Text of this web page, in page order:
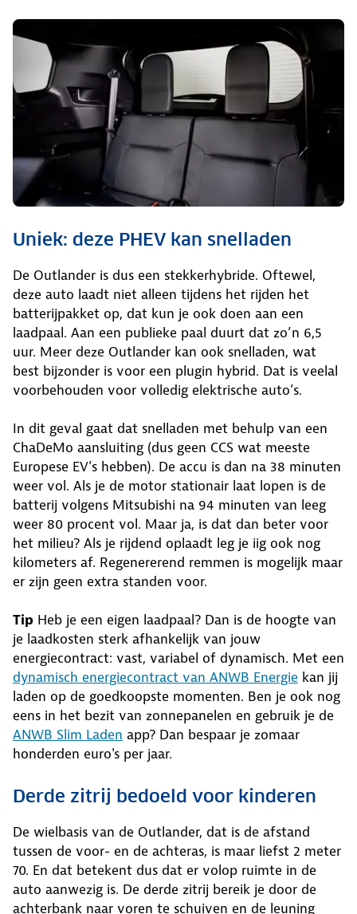
Uniek: deze PHEV kan snelladen
De Outlander is dus een stekkerhybride. Oftewel,
deze auto laadt niet alleen tijdens het rijden het
batterijpakket op, dat kun je ook doen aan een
laadpaal. Aan een publieke paal duurt dat zo’n 6,5
uur. Meer deze Outlander kan ook snelladen, wat
best bijzonder is voor een plugin hybrid. Dat is veelal
voorbehouden voor volledig elektrische auto’s.
In dit geval gaat dat snelladen met behulp van een
ChaDeMo aansluiting (dus geen CCS wat meeste
Europese EV’s hebben). De accu is dan na 38 minuten
weer vol. Als je de motor stationair laat lopen is de
batterij volgens Mitsubishi na 94 minuten van leeg
weer 80 procent vol. Maar ja, is dat dan beter voor
het milieu? Als je rijdend oplaadt leg je iig ook nog
kilometers af. Regenererend remmen is mogelijk maar
er zijn geen extra standen voor.
Tip Heb je een eigen laadpaal? Dan is de hoogte van
je laadkosten sterk afhankelijk van jouw
energiecontract: vast, variabel of dynamisch. Met een
dynamisch energiecontract van ANWB Energie kan jij
laden op de goedkoopste momenten. Ben je ook nog
eens in het bezit van zonnepanelen en gebruik je de
ANWB Slim Laden app? Dan bespaar je zomaar
honderden euro's per jaar.
Derde zitrij bedoeld voor kinderen
De wielbasis van de Outlander, dat is de afstand
tussen de voor- en de achteras, is maar liefst 2 meter
70. En dat betekent dus dat er volop ruimte in de
auto aanwezig is. De derde zitrij bereik je door de
achterbank naar voren te schuiven en de leuning